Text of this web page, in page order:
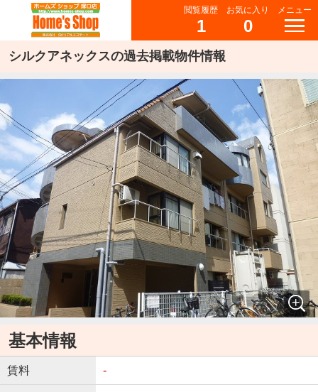
閲覧履歴
1
お気に入り
0
メニュー
シルクアネックスの過去掲載物件情報
基本情報
賃料 -